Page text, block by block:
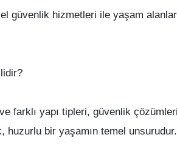
güvenlik hizmetleri ile yaşam
farklı yapı tipleri, güvenlik
bir yaşamın temel unsurudur.